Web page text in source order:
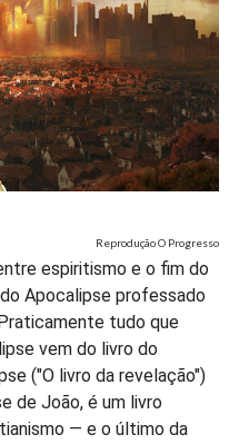
Reprodução O Progresso
espiritismo e o fim do
Apocalipse professado
tudo que
vem do livro do
("O livro da revelação")
de João, é um livro
— e o último da